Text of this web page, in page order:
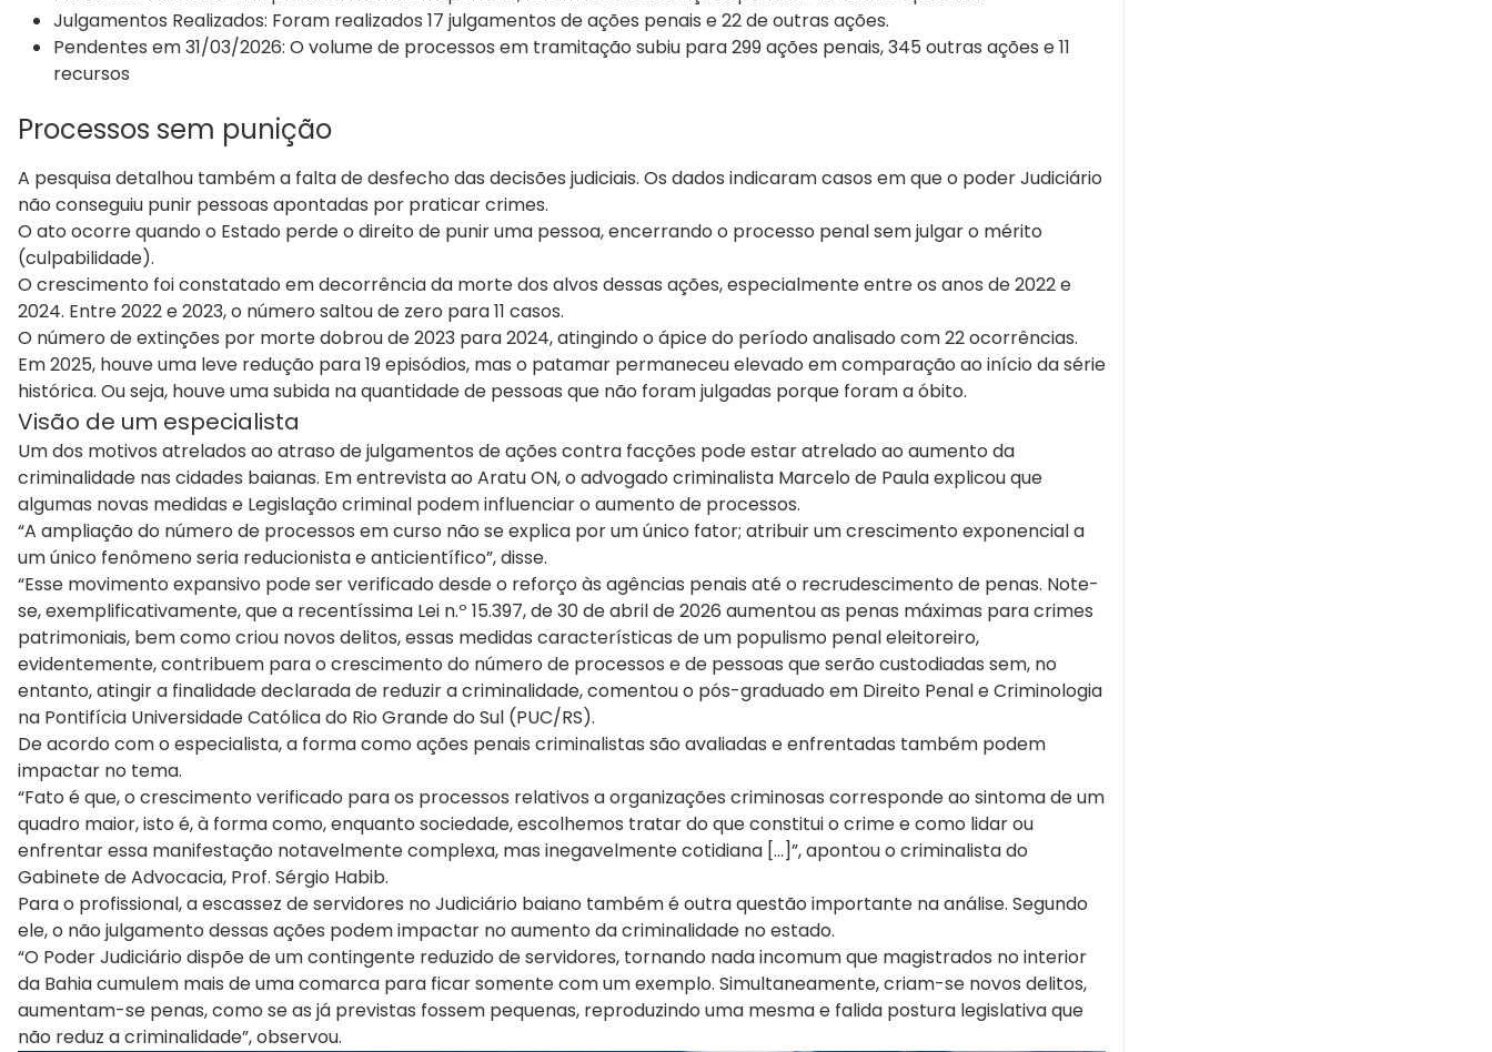
Julgamentos Realizados: Foram realizados 17 julgamentos de ações penais e 22 de outras ações.
Pendentes em 31/03/2026: O volume de processos em tramitação subiu para 299 ações penais, 345 outras ações e 11
recursos
Processos sem punição
A pesquisa detalhou também a falta de desfecho das decisões judiciais. Os dados indicaram casos em que o poder Judiciário
não conseguiu punir pessoas apontadas por praticar crimes.
O ato ocorre quando o Estado perde o direito de punir uma pessoa, encerrando o processo penal sem julgar o mérito
(culpabilidade).
O crescimento foi constatado em decorrência da morte dos alvos dessas ações, especialmente entre os anos de 2022 e
2024. Entre 2022 e 2023, o número saltou de zero para 11 casos.
O número de extinções por morte dobrou de 2023 para 2024, atingindo o ápice do período analisado com 22 ocorrências.
Em 2025, houve uma leve redução para 19 episódios, mas o patamar permaneceu elevado em comparação ao início da série
histórica. Ou seja, houve uma subida na quantidade de pessoas que não foram julgadas porque foram a óbito.
Visão de um especialista
Um dos motivos atrelados ao atraso de julgamentos de ações contra facções pode estar atrelado ao aumento da
criminalidade nas cidades baianas. Em entrevista ao Aratu ON, o advogado criminalista Marcelo de Paula explicou que
algumas novas medidas e Legislação criminal podem influenciar o aumento de processos.
“A ampliação do número de processos em curso não se explica por um único fator; atribuir um crescimento exponencial a
um único fenômeno seria reducionista e anticientífico”, disse.
“Esse movimento expansivo pode ser verificado desde o reforço às agências penais até o recrudescimento de penas. Note-
se, exemplificativamente, que a recentíssima Lei n.º 15.397, de 30 de abril de 2026 aumentou as penas máximas para crimes
patrimoniais, bem como criou novos delitos, essas medidas características de um populismo penal eleitoreiro,
evidentemente, contribuem para o crescimento do número de processos e de pessoas que serão custodiadas sem, no
entanto, atingir a finalidade declarada de reduzir a criminalidade, comentou o pós-graduado em Direito Penal e Criminologia
na Pontifícia Universidade Católica do Rio Grande do Sul (PUC/RS).
De acordo com o especialista, a forma como ações penais criminalistas são avaliadas e enfrentadas também podem
impactar no tema.
“Fato é que, o crescimento verificado para os processos relativos a organizações criminosas corresponde ao sintoma de um
quadro maior, isto é, à forma como, enquanto sociedade, escolhemos tratar do que constitui o crime e como lidar ou
enfrentar essa manifestação notavelmente complexa, mas inegavelmente cotidiana [...]”, apontou o criminalista do
Gabinete de Advocacia, Prof. Sérgio Habib.
Para o profissional, a escassez de servidores no Judiciário baiano também é outra questão importante na análise. Segundo
ele, o não julgamento dessas ações podem impactar no aumento da criminalidade no estado.
“O Poder Judiciário dispõe de um contingente reduzido de servidores, tornando nada incomum que magistrados no interior
da Bahia cumulem mais de uma comarca para ficar somente com um exemplo. Simultaneamente, criam-se novos delitos,
aumentam-se penas, como se as já previstas fossem pequenas, reproduzindo uma mesma e falida postura legislativa que
não reduz a criminalidade”, observou.